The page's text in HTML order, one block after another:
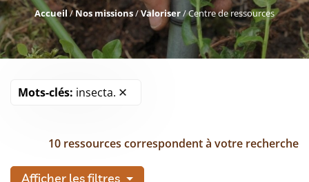
Accueil/Nos missions/Valoriser/Centre de ressources
Mots-clés: insecta.
10 ressources correspondent à votre recherche
Afficher les filtres